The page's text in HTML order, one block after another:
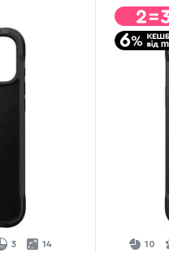
3 14 10